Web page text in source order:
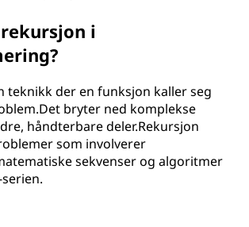
i
teknikk der en funksjon kaller seg
bryter ned komplekse
håndterbare deler.Rekursjon
som involverer
sekvenser og algoritmer